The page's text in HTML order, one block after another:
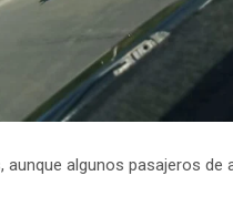
algunos pasajeros